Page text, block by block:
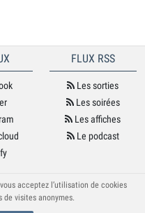
FLUX RSS
Les sorties
Les soirées
Les affiches
Le podcast
acceptez l’utilisation de cookies
visites anonymes.